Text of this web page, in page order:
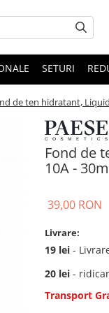
SETURI
de ten hidratant,
Fond de
10A -
39,00 RON
Livrare:
19 lei -
20 lei -
Transport